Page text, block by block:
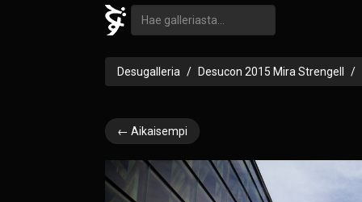
Desugalleria Desucon 2015 Mira Strengell
← Aikaisempi